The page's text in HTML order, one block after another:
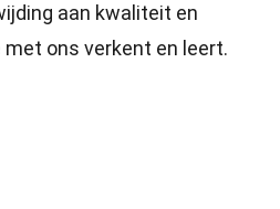
aan kwaliteit en
ons verkent en leert.